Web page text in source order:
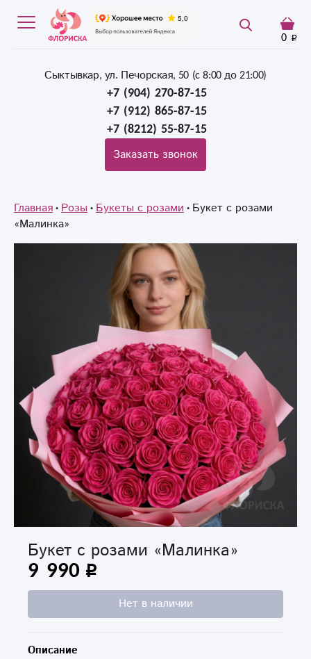
0
Сыктывкар, ул. Печорская, 50 (c 8:00 до 21:00)
+7 (904) 270-87-15
+7 (912) 865-87-15
+7 (8212) 55-87-15
Заказать звонок
Главная Розы Букеты с розами Букет с розами
«Малинка»
Букет с розами «Малинка»
9 990
Нет в наличии
Описание